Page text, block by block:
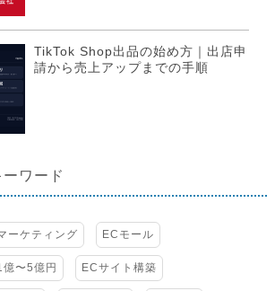
TikTok Shop出品の始め方｜出店申
請から売上アップまでの手順
ワード
ーケティング ECモール
億〜5億円 ECサイト構築